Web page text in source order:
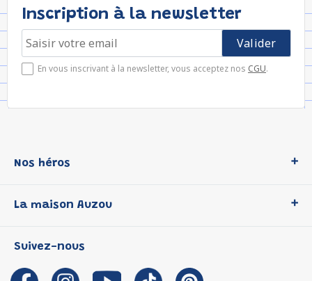
Inscription à la newsletter
En vous inscrivant à la newsletter, vous acceptez nos CGU.
Nos héros
P'tit Loup
Les Influenceuses
Migali
La maison Auzou
Notre histoire
Auzou s'engage
Suivez-nous